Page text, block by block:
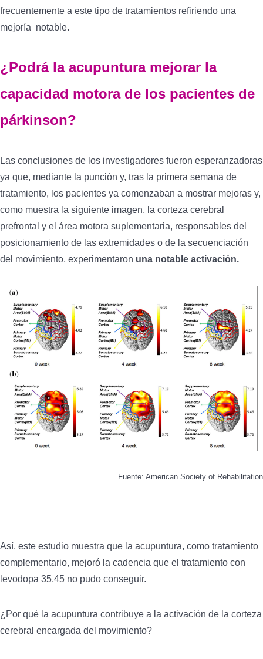
frecuentemente a este tipo de tratamientos refiriendo una
mejoría notable.
¿Podrá la acupuntura mejorar la
capacidad motora de los pacientes de
párkinson?
Las conclusiones de los investigadores fueron esperanzadoras
ya que, mediante la punción y, tras la primera semana de
tratamiento, los pacientes ya comenzaban a mostrar mejoras y,
como muestra la siguiente imagen, la corteza cerebral
prefrontal y el área motora suplementaria, responsables del
posicionamiento de las extremidades o de la secuenciación
del movimiento, experimentaron una notable activación.
Fuente: American Society of Rehabilitation
Así, este estudio muestra que la acupuntura, como tratamiento
complementario, mejoró la cadencia que el tratamiento con
levodopa 35,45 no pudo conseguir.
¿Por qué la acupuntura contribuye a la activación de la corteza
cerebral encargada del movimiento?